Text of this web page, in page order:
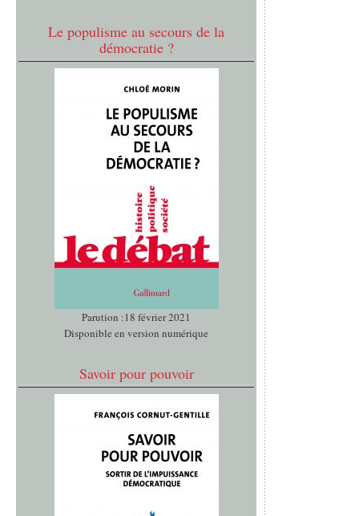
Le populisme au secours de la
démocratie ?
Parution :18 février 2021
Disponible en version numérique
Savoir pour pouvoir